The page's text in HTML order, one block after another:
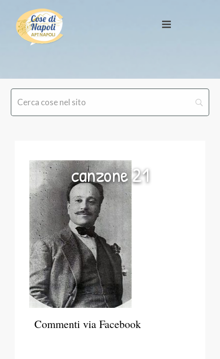
canzone 21
Commenti via Facebook